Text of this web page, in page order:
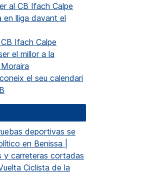
al CB Ifach Calpe
en lliga davant el
Ifach Calpe
el millor a la
el seu calendari
deportivas se
en Benissa |
y carreteras cortadas
Ciclista de la